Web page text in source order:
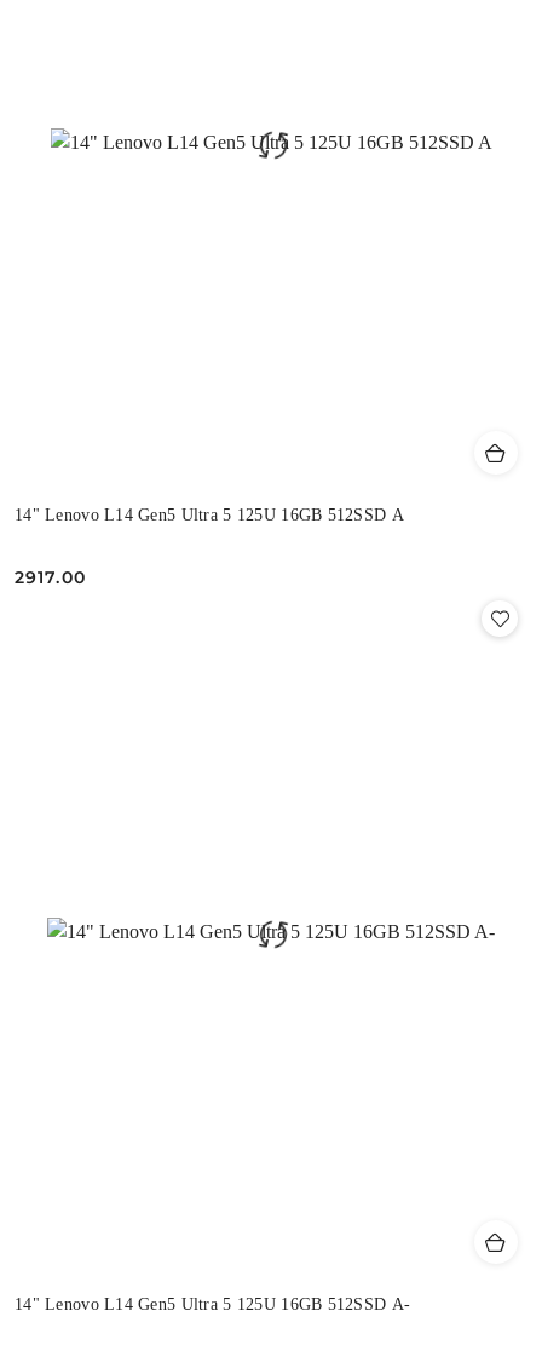
14" Lenovo L14 Gen5 Ultra 5 125U 16GB 512SSD A
Cena:
2917.00
14" Lenovo L14 Gen5 Ultra 5 125U 16GB 512SSD A-